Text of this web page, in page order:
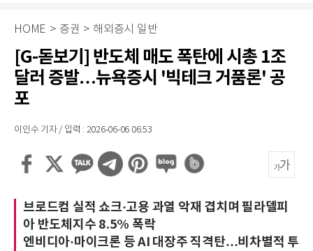
HOME > 증권 > 해외증시 일반
[G-돋보기] 반도체 매도 폭탄에 시총 1조
달러 증발…뉴욕증시 '빅테크 거품론' 공
포
이인수 기자 / 입력 : 2026-06-06 06:53
브로드컴 실적 쇼크·고용 과열 악재 겹치며 필라델피
아 반도체지수 8.5% 폭락
엔비디아·마이크론 등 AI 대장주 직격탄…비차별적 투